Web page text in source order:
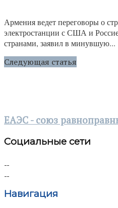
Армения ведет переговоры о
электростанции с США и
странами, заявил в минувшую...
Следующая статья
ЕАЭС - союз
Социальные сети
Навигация